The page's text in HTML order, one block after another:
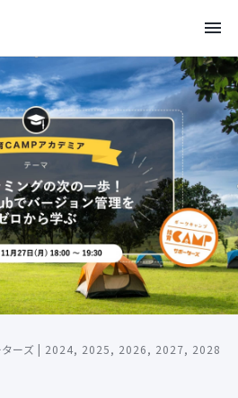
ターズ | 2024, 2025, 2026, 2027, 2028